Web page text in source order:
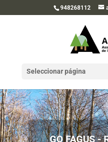
948268112
Seleccionar página
GO FAGUS -